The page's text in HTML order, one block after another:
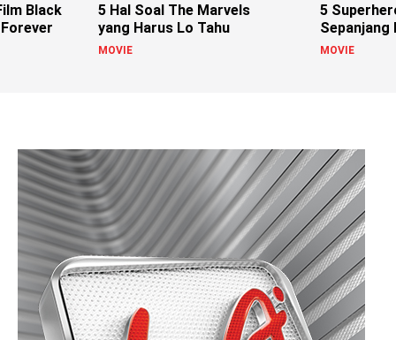
Black
5 Hal Soal The Marvels
yang Harus Lo Tahu
MOVIE
5
Sepanjang
MOVIE